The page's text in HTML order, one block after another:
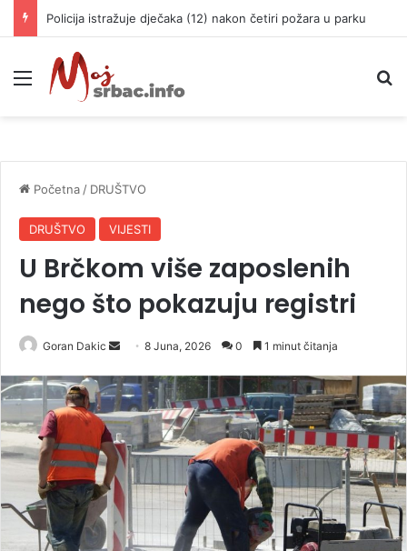
Policija istražuje dječaka (12) nakon četiri požara u parku
Meni
Početna / DRUŠTVO
DRUŠTVO VIJESTI
U Brčkom više zaposlenih
nego što pokazuju registri
Goran Dakic
n
d
a
n
m
a
i
8 Juna, 2026 0 1 minut čitanja